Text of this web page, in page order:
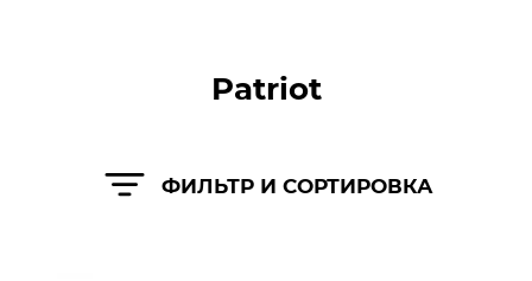
Patriot
ФИЛЬТР И СОРТИРОВКА